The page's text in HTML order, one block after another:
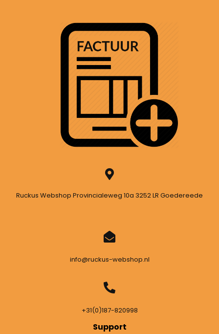
Ruckus Webshop Provincialeweg 10a 3252 LR Goedereede
info@ruckus-webshop.nl
+31(0)187-820998
Support